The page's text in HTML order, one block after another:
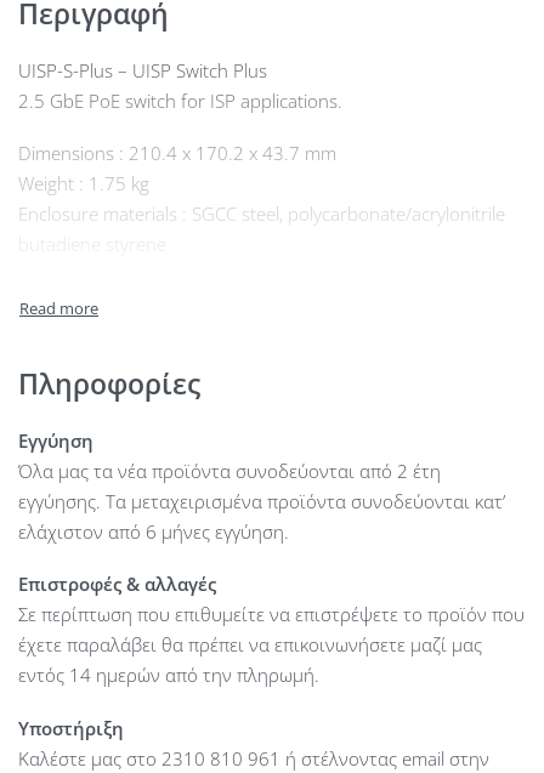
Περιγραφή
UISP-S-Plus – UISP Switch Plus
2.5 GbE PoE switch for ISP applications.
Dimensions : 210.4 x 170.2 x 43.7 mm
Weight : 1.75 kg
Enclosure materials : SGCC steel, polycarbonate/acrylonitrile
Memory : 1 GB DDR4
SFP+ ports
Total non-blocking throughput : 50 Gbps
Switching capacity : 100 Gbps
Forwarding rate : 74.4 Mpps
Power method : (1) External AC/DC adapter (1) Power
TransPort DC input 27V DC, 7.04A
Power supply : 27V DC, 7.04A power adapter (included)
Supported voltage range : 24–28V DC
Max. power consumption : 25W (Excluding PoE output.)
Ambient operating temperature : -10°C to 50°C
Ambient operating humidity : 5 to 95% noncondensing
Πληροφορίες
Εγγύηση
Όλα μας τα νέα προϊόντα συνοδεύονται από 2 έτη
εγγύησης. Τα μεταχειρισμένα προϊόντα συνοδεύονται κατ’
ελάχιστον από 6 μήνες εγγύηση.
Επιστροφές & αλλαγές
Σε περίπτωση που επιθυμείτε να επιστρέψετε το προϊόν που
έχετε παραλάβει θα πρέπει να επικοινωνήσετε μαζί μας
εντός 14 ημερών από την πληρωμή.
Υποστήριξη
Καλέστε μας στο 2310 810 961 ή στέλνοντας email στην